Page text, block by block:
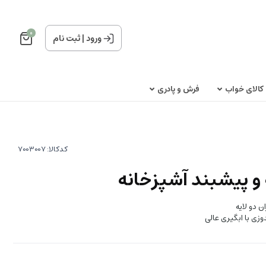
ورود|ثبت نام 0
کالای خواب
فرش و پادری
کدکالا: